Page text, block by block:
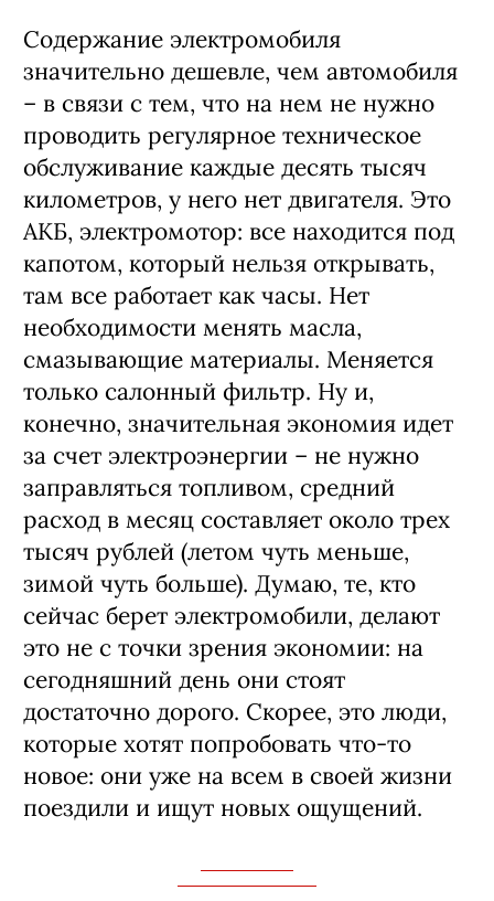
Содержание электромобиля
значительно дешевле, чем автомобиля
– в связи с тем, что на нем не нужно
проводить регулярное техническое
обслуживание каждые десять тысяч
километров, у него нет двигателя. Это
АКБ, электромотор: все находится под
капотом, который нельзя открывать,
там все работает как часы. Нет
необходимости менять масла,
смазывающие материалы. Меняется
только салонный фильтр. Ну и,
конечно, значительная экономия идет
за счет электроэнергии – не нужно
заправляться топливом, средний
расход в месяц составляет около трех
тысяч рублей (летом чуть меньше,
зимой чуть больше). Думаю, те, кто
сейчас берет электромобили, делают
это не с точки зрения экономии: на
сегодняшний день они стоят
достаточно дорого. Скорее, это люди,
которые хотят попробовать что-то
новое: они уже на всем в своей жизни
поездили и ищут новых ощущений.